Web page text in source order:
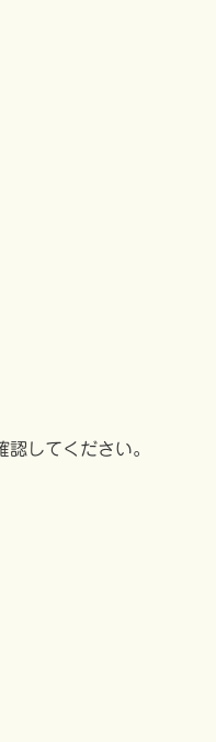
してください。